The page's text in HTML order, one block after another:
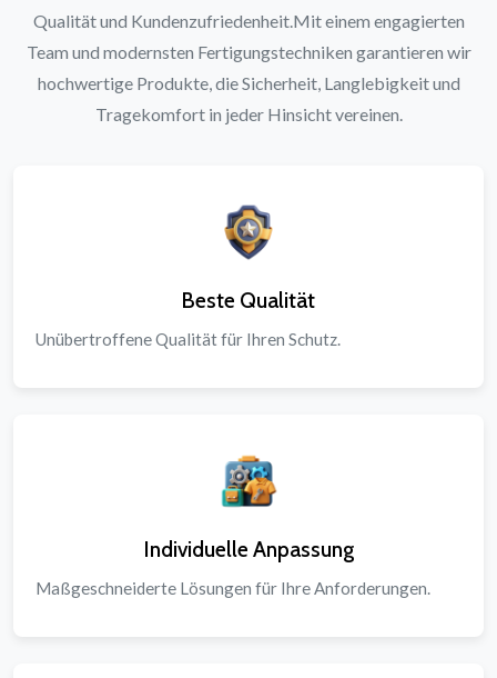
Qualität und Kundenzufriedenheit.Mit einem engagierten
Team und modernsten Fertigungstechniken garantieren wir
hochwertige Produkte, die Sicherheit, Langlebigkeit und
Tragekomfort in jeder Hinsicht vereinen.
Beste Qualität
Unübertroffene Qualität für Ihren Schutz.
Individuelle Anpassung
Maßgeschneiderte Lösungen für Ihre Anforderungen.